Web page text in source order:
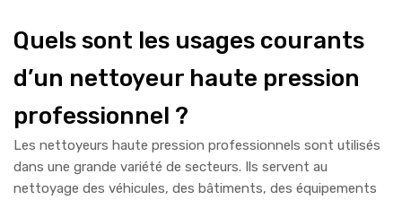
Quels sont les usages courants
d’un nettoyeur haute pression
professionnel ?
Les nettoyeurs haute pression professionnels sont utilisés
dans une grande variété de secteurs. Ils servent au
nettoyage des véhicules, des bâtiments, des équipements